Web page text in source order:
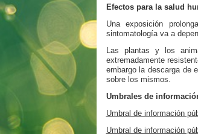
Efectos para la salud
Una exposición
sintomatología va a
Las plantas y los
extremadamente
embargo la descarga de
sobre los mismos.
Umbrales de
Umbral de información
Umbral de información